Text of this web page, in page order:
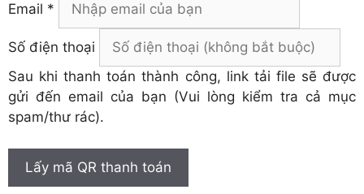
Email *
Số điện thoại
Sau khi thanh toán thành công, link tải file sẽ được
gửi đến email của bạn (Vui lòng kiểm tra cả mục
spam/thư rác).
Lấy mã QR thanh toán